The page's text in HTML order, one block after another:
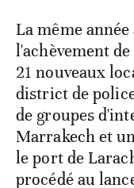
La même
l'achèvement
21 nouveaux
district de
de groupes
Marrakech et
le port de
procédé au